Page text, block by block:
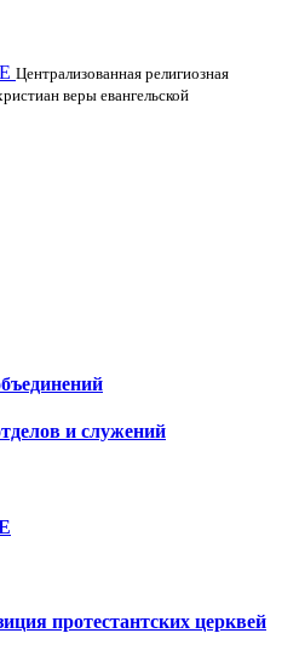
Централизованная религиозная
веры евангельской
и служений
протестантских церквей